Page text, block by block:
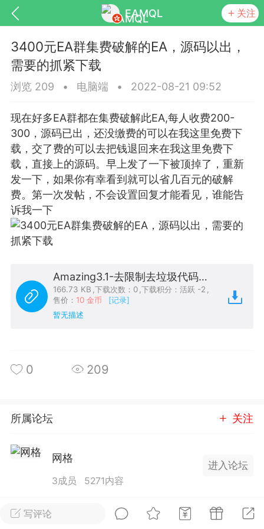
EAMQL 关注
匿名树洞 发起挑战 幸运转盘
Lv.9 神隐会员 靓号
EA+
电脑端 趋势
狼行黄金一次一单1.1你们期待的一
EA它来了，主打高胜率没浮亏！
黄金一次一单1.0你们期待的一次一单
2026.03.17 数据表现...
#狼行天下 黄金
神隐会员
电脑端 趋势
EA 增加货币版EA
写评论
3400元EA群集费破解的EA，源码以出，
需要的抓紧下载
浏览 209 • 电脑端 • 2022-08-21 09:52
现在好多EA群都在集费破解此EA,每人收费200-
300，源码已出，还没缴费的可以在我这里免费下
载，交了费的可以去把钱退回来在我这里免费下
载，直接上的源码。早上发了一下被顶掉了，重新
发一下，如果你有幸看到就可以省几百元的破解
费。第一次发帖，不会设置回复才能看见，谁能告
诉我一下
Amazing3.1-去限制去垃圾代码_源码.mq4
166.73 KB ,下载次数：0 ,下载积分：活跃 -2 ,
售价： 10 金币
[记录]
暂无描述
0 209
所属论坛 关注
网格
3成员 5271内容
进入论坛
正序